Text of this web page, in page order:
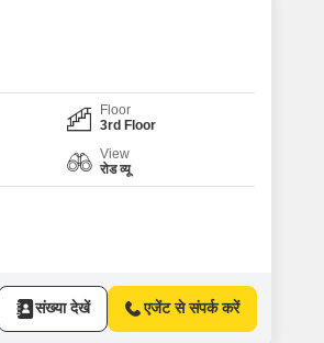
Floor
3rd Floor
View
रोड व्यू
संख्या देखें एजेंट से संपर्क करें